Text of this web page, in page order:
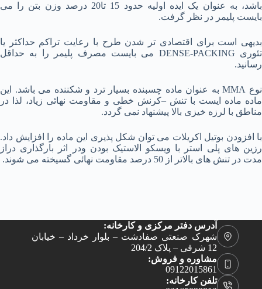
باشد، به عنوان یک ایده اولیه حدود 15 تا20 درصد وزن بتن را می
بایست پلیمر در نظر گرفت.
بدیهی است برای اقتصادی تر شدن طرح با رعایت تراکم حداکثر یا
تئوری DENSE-PACKING می بایست مصرف پلیمر را به حداقل
رسانید.
نوع MMA به عنوان ماده چسبنده بسیار ترد و شکننده می باشد. این
ماده ماده ایست با تنش –کرنش خطی و مقاومت نهائی زیاد، لذا در
مناطق با لرزه خیزی بالا پیشنهاد نمی گردد.
با افزودن بوتیل اکریلات می توان شکل پذیری این ماده را افزایش داد.
رزین های پلی استر با ویسکو الاستیک بودن ودر اثر بارگذاری دراز
مدت در تنش های بالاتر از 50 درصد مقاومت نهائی گسیخته می شوند.
آدرس دفتر مرکزی و کارخانه:
شهرک صنعتی صفادشت – بلوار خرداد – خیابان
12 شرقی – پلاک 204/2
مشاوره و فروش:
09122015861
تلفن کارخانه: